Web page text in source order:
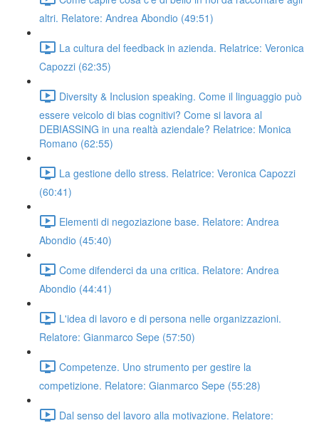
altri. Relatore: Andrea Abondio (49:51)
La cultura del feedback in azienda. Relatrice: Veronica
Capozzi (62:35)
Diversity & Inclusion speaking. Come il linguaggio può
essere veicolo di bias cognitivi? Come si lavora al
DEBIASSING in una realtà aziendale? Relatrice: Monica
Romano (62:55)
La gestione dello stress. Relatrice: Veronica Capozzi
(60:41)
Elementi di negoziazione base. Relatore: Andrea
Abondio (45:40)
Come difenderci da una critica. Relatore: Andrea
Abondio (44:41)
L'idea di lavoro e di persona nelle organizzazioni.
Relatore: Gianmarco Sepe (57:50)
Competenze. Uno strumento per gestire la
competizione. Relatore: Gianmarco Sepe (55:28)
Dal senso del lavoro alla motivazione. Relatore: